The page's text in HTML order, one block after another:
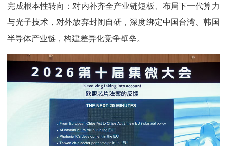
完成根本性转向：对内补齐全产业链短板、布局下一代算力
与光子技术，对外放弃封闭自研，深度绑定中国台湾、韩国
半导体产业链，构建差异化竞争壁垒。